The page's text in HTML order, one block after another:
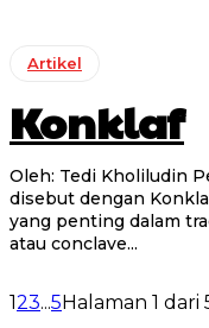
Artikel
Konklaf
Oleh: Tedi Kholiludin Pemilihan Paus atau yang biasa
disebut dengan
yang penting dalam
atau conclave...
123...5 Halaman 1 dari